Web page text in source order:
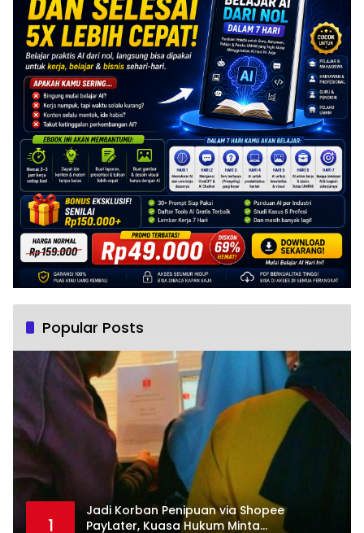
Popular Posts
1
Jadi Korban Penipuan via Shopee
PayLater, Kuasa Hukum Minta